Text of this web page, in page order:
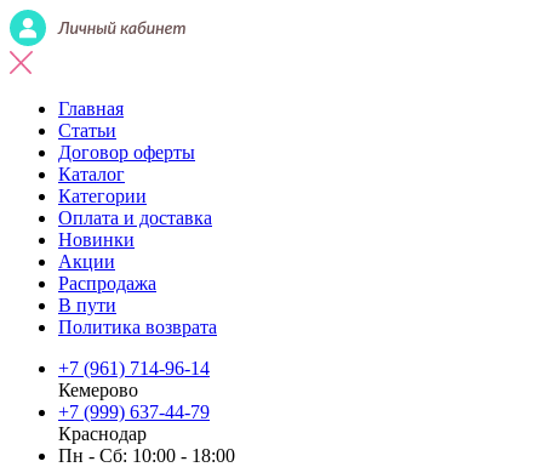
Главная
Статьи
Договор оферты
Каталог
Категории
Оплата и доставка
Новинки
Акции
Распродажа
В пути
Политика возврата
+7 (961) 714-96-14
Кемерово
+7 (999) 637-44-79
Краснодар
Пн - Сб: 10:00 - 18:00